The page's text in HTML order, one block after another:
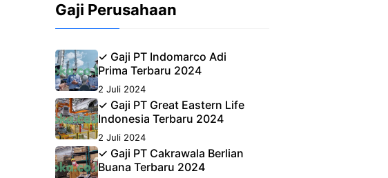
Gaji Perusahaan
✓ Gaji PT Indomarco Adi
Prima Terbaru 2024
2 Juli 2024
✓ Gaji PT Great Eastern Life
Indonesia Terbaru 2024
2 Juli 2024
✓ Gaji PT Cakrawala Berlian
Buana Terbaru 2024